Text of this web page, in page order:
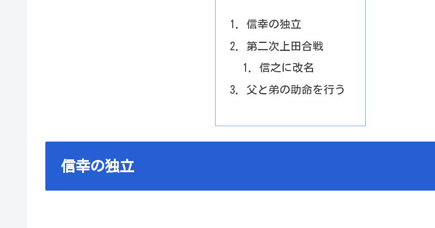
信幸の独立
第二次上田合戦
信之に改名
父と弟の助命を行う
信幸の独立